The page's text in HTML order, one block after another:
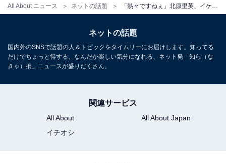
All About ニュース ネットの話題
ネットの話題
国内外のSNSで話題の人＆トピックをタイムリーにお届けします。知ってる
だけでちょっと得する、なんだか楽しい気分になれる、ネット発「知ら（な
きゃ）損」ニュースが盛りだくさん。
関連サービス
All About
All About Japan
イチオシ